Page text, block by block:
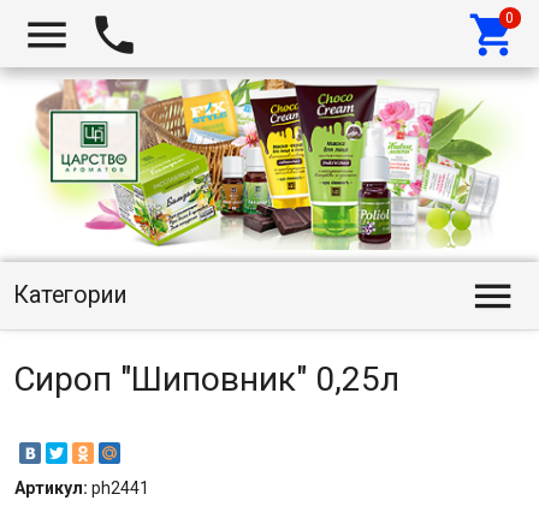
  
Категории 
Сироп "Шиповник" 0,25л
Артикул: ph2441